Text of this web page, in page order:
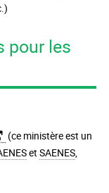
(ce ministère est un
et SAENES,